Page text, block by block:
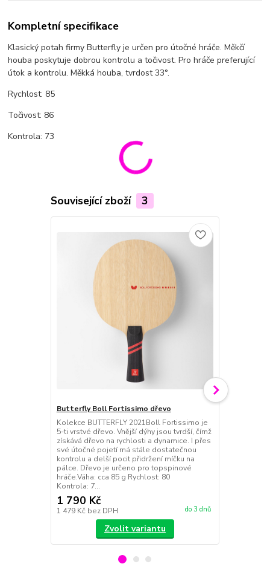
Kompletní specifikace
Klasický potah firmy Butterfly je určen pro útočné hráče. Měkčí
houba poskytuje dobrou kontrolu a točivost. Pro hráče preferující
útok a kontrolu. Měkká houba, tvrdost 33°.
Rychlost: 85
Točivost: 86
Kontrola: 73
Související zboží 3
Butterfly Boll Fortissimo dřevo
Kolekce BUTTERFLY 2021Boll Fortissimo je
5-ti vrstvé dřevo. Vnější dýhy jsou tvrdší, čímž
získává dřevo na rychlosti a dynamice. I přes
své útočné pojetí má stále dostatečnou
kontrolu a delší pocit přidržení míčku na
pálce. Dřevo je určeno pro topspinové
hráče.Váha: cca 85 g Rychlost: 80
Kontrola: 7...
1 790 Kč
1 479 Kč bez DPH do 3 dnů
Zvolit variantu